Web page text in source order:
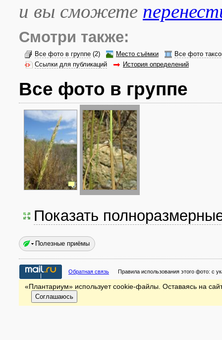
и вы сможете
Смотри также:
Все фото в группе (2) Место съёмки
Все фото
Ссылки для публикаций
История определений
Все фото в группе
Показать
Полезные приёмы
Обратная связь Правила использования этого фото: с
«Плантариум» использует cookie-файлы. Оставаясь на
Соглашаюсь